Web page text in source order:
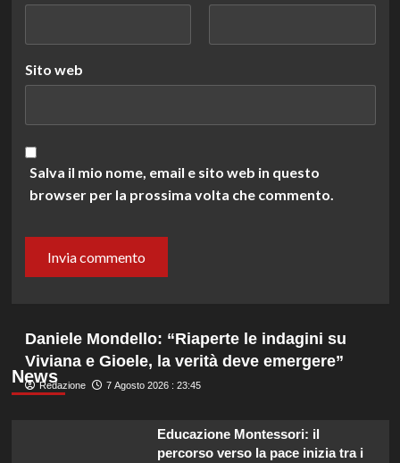
Sito web
Salva il mio nome, email e sito web in questo
browser per la prossima volta che commento.
News
Daniele Mondello: “Riaperte le indagini su
Viviana e Gioele, la verità deve emergere”
Redazione 7 Agosto 2026 : 23:45
Educazione Montessori: il
percorso verso la pace inizia tra i